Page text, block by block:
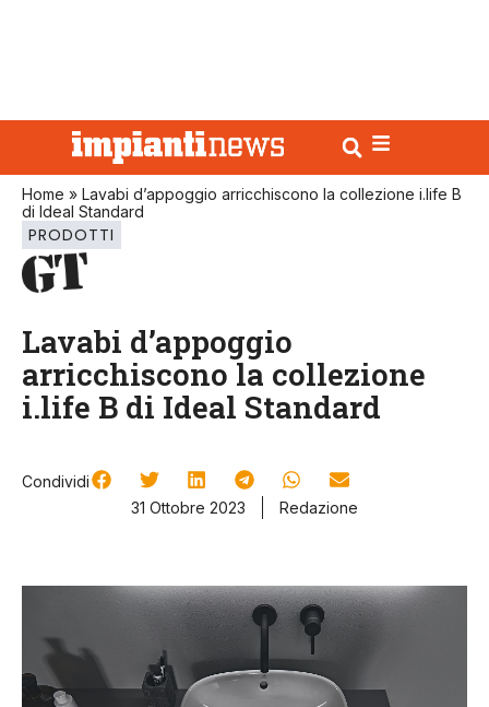
Home » Lavabi d’appoggio arricchiscono la collezione i.life B
di Ideal Standard
PRODOTTI
Lavabi d’appoggio
arricchiscono la collezione
i.life B di Ideal Standard
Condividi
31 Ottobre 2023
Redazione